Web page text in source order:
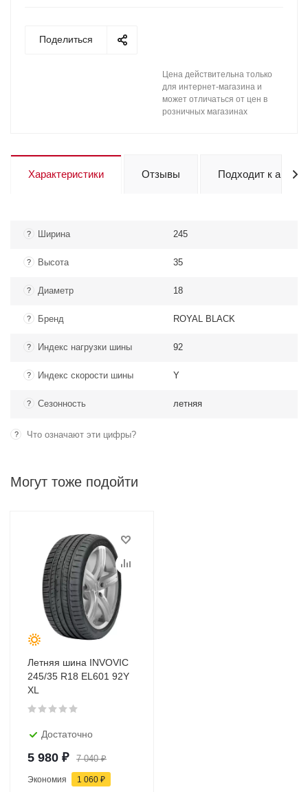
Поделиться
Цена действительна только
для интернет-магазина и
может отличаться от цен в
розничных магазинах
Характеристики Отзывы Подходит к авто
? Ширина 245
? Высота 35
? Диаметр 18
? Бренд ROYAL BLACK
? Индекс нагрузки шины 92
? Индекс скорости шины Y
? Сезонность летняя
? Что означают эти цифры?
Могут тоже подойти
Летняя шина INVOVIC
245/35 R18 EL601 92Y
XL
Достаточно
5 980 ₽ 7 040₽
Экономия 1 060 ₽